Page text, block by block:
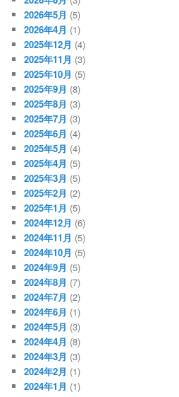
2026年5月 (5)
2026年4月 (1)
2025年12月 (4)
2025年11月 (3)
2025年10月 (5)
2025年9月 (8)
2025年8月 (3)
2025年7月 (3)
2025年6月 (4)
2025年5月 (4)
2025年4月 (5)
2025年3月 (5)
2025年2月 (2)
2025年1月 (5)
2024年12月 (6)
2024年11月 (5)
2024年10月 (5)
2024年9月 (5)
2024年8月 (7)
2024年7月 (2)
2024年6月 (1)
2024年5月 (3)
2024年4月 (8)
2024年3月 (3)
2024年2月 (1)
2024年1月 (1)